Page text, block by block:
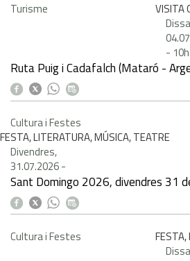
Turisme
VISITA
- 10h
Ruta Puig i Cadafalch (Mataró -
Cultura i Festes
FESTA, LITERATURA, MÚSICA, TEATRE
Divendres,
31.07.2026-
Sant Domingo 2026, divendres 31
Cultura i Festes
FESTA,